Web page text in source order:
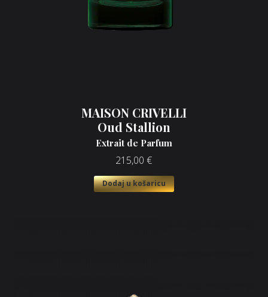
MAISON CRIVELLI
Oud Stallion
Extrait de Parfum
215,00 €
Dodaj u košaricu